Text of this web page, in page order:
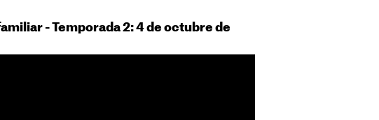
- Temporada 2: 4 de octubre de